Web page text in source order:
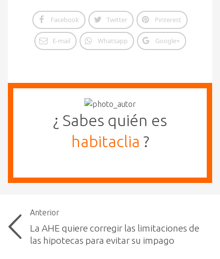
Facebook Twitter Pinterest
E-mail Whatsapp Google+
¿ Sabes quién es
habitaclia ?
Anterior
La AHE quiere corregir las limitaciones de
las hipotecas para evitar su impago